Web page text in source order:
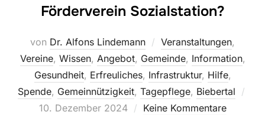
Förderverein Sozialstation?
von Dr. Alfons Lindemann Veranstaltungen,
Vereine, Wissen, Angebot, Gemeinde, Information,
Gesundheit, Erfreuliches, Infrastruktur, Hilfe,
Spende, Gemeinnützigkeit, Tagepflege, Biebertal
Veröffentlicht
10. Dezember 2024 Keine Kommentare